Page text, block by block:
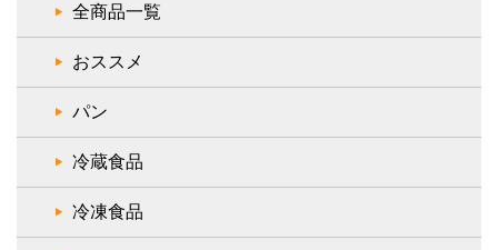
全商品一覧
おススメ
パン
冷蔵食品
冷凍食品